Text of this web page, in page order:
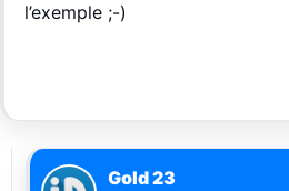
l’exemple ;-)
Gold 23